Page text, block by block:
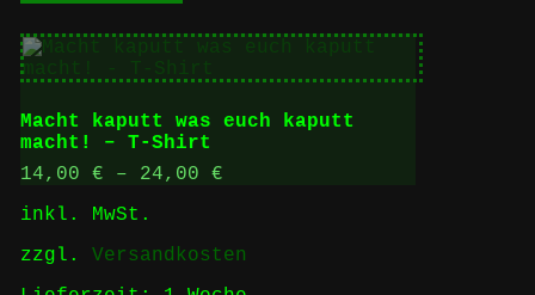
mehrere
Varianten
auf.
Optionen
können
auf
werden
Macht kaputt was euch kaputt
macht! – T-Shirt
14,00 € – 24,00 €
inkl. MwSt.
zzgl. Versandkosten